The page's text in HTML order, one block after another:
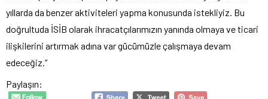
yıllarda da benzer aktiviteleri yapma konusunda istekliyiz. Bu
doğrultuda İSİB olarak ihracatçılarımızın yanında olmaya ve ticari
ilişkilerini artırmak adına var gücümüzle çalışmaya devam
edeceğiz.”
Paylaşın: